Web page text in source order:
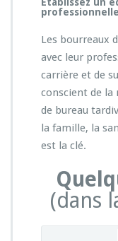
Les bourreaux
avec leur
carrière et de
conscient de la
de bureau
la famille, la
est la clé.
(dans